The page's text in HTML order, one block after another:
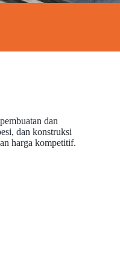
dan
dan konstruksi
harga kompetitif.